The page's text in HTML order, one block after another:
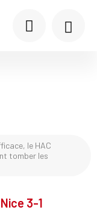
le HAC
tomber les
3-1